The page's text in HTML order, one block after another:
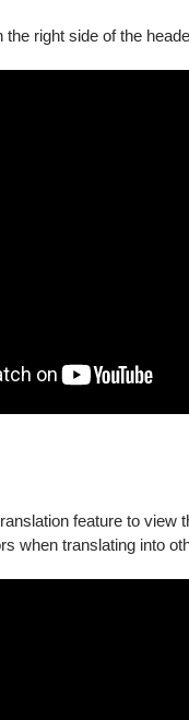
right side of the
feature to view
when translating into
。
她生活裡最重要的儀
那套音響是她的夥
卷一卷翻錄。
聲音與畫面，像是晨
在遙遠的彼端、太過
嚴謹之下，有些歌曲
主，將那個承載了她
能迴盪在她的身邊。